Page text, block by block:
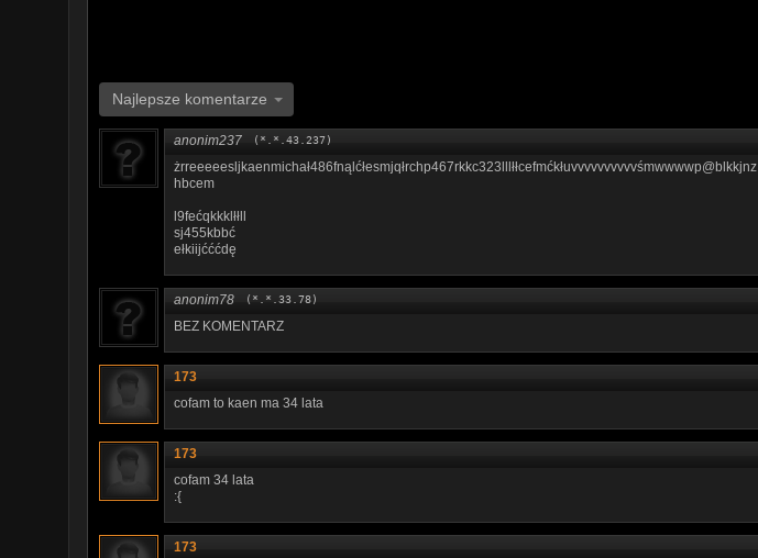
Najlepsze komentarze
anonim237 (*.*.43.237)
żrreeeeesljkaenmichał486fnąlćłesmjqłrchp467rkkc323lllłłcefmćkłuvvvvvvvvvvśmwwwwp@blkkjnz
hbcem
l9fećqkkklłłll
sj455kbbć
ełkiijćććdę
anonim78 (*.*.33.78)
BEZ KOMENTARZ
173
cofam to kaen ma 34 lata
173
cofam 34 lata
:{
173